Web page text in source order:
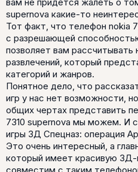
supernova какие-то
Тот факт, что телефон nokia
с разрешающей
позволяет вам
развлечений, который
категорий и жанров.
Понятное дело, что
игр у нас нет возможности,
общих чертах представить
7310 supernova мы можем. И
игры 3Д Спецназ: операция
Это очень интересный, а
который имеет красивую 3Д-